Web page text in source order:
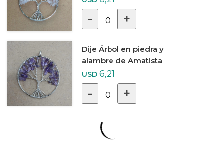
- 0 +
Dije Árbol en piedra y
alambre de Amatista
USD 6,21
- 0 +